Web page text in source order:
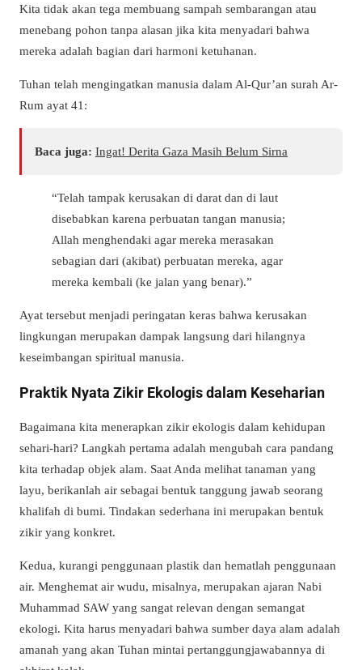
Kita tidak akan tega membuang sampah sembarangan atau
menebang pohon tanpa alasan jika kita menyadari bahwa
mereka adalah bagian dari harmoni ketuhanan.
Tuhan telah mengingatkan manusia dalam Al-Qur’an surah Ar-
Rum ayat 41:
Baca juga: Ingat! Derita Gaza Masih Belum Sirna
“Telah tampak kerusakan di darat dan di laut
disebabkan karena perbuatan tangan manusia;
Allah menghendaki agar mereka merasakan
sebagian dari (akibat) perbuatan mereka, agar
mereka kembali (ke jalan yang benar).”
Ayat tersebut menjadi peringatan keras bahwa kerusakan
lingkungan merupakan dampak langsung dari hilangnya
keseimbangan spiritual manusia.
Praktik Nyata Zikir Ekologis dalam Keseharian
Bagaimana kita menerapkan zikir ekologis dalam kehidupan
sehari-hari? Langkah pertama adalah mengubah cara pandang
kita terhadap objek alam. Saat Anda melihat tanaman yang
layu, berikanlah air sebagai bentuk tanggung jawab seorang
khalifah di bumi. Tindakan sederhana ini merupakan bentuk
zikir yang konkret.
Kedua, kurangi penggunaan plastik dan hematlah penggunaan
air. Menghemat air wudu, misalnya, merupakan ajaran Nabi
Muhammad SAW yang sangat relevan dengan semangat
ekologi. Kita harus menyadari bahwa sumber daya alam adalah
amanah yang akan Tuhan mintai pertanggungjawabannya di